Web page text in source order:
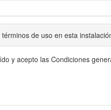
términos de uso en esta
y acepto las Condiciones